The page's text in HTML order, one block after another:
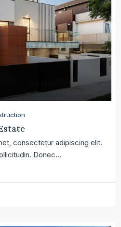
consectetur adipiscing elit.
Donec...